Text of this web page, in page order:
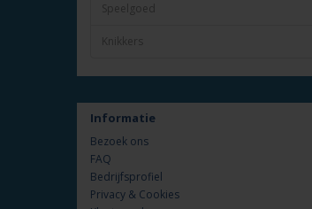
Speelgoed
Knikkers
Informatie
Bezoek ons
FAQ
Bedrijfsprofiel
Privacy & Cookies